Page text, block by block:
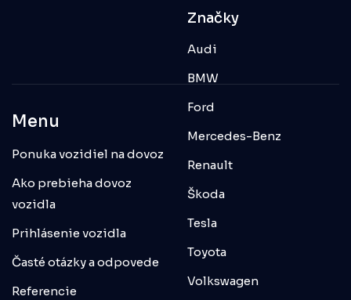
Menu
Ponuka vozidiel na dovoz
Ako prebieha dovoz
vozidla
Prihlásenie vozidla
Časté otázky a odpovede
Referencie
Značky
Audi
BMW
Ford
Mercedes-Benz
Renault
Škoda
Tesla
Toyota
Volkswagen